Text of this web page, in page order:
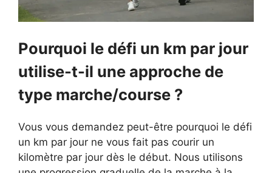
Pourquoi le défi un km par jour
utilise-t-il une approche de
type marche/course ?
Vous vous demandez peut-être pourquoi le défi
un km par jour ne vous fait pas courir un
kilomètre par jour dès le début. Nous utilisons